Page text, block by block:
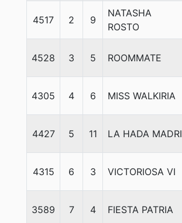
4517 2 9
NATASHA
ROSTO
4528 3 5 ROOMMATE
4305 4 6 MISS WALKIRIA
4427 5 11 LA HADA MADRI
4315 6 3 VICTORIOSA VI
3589 7 4 FIESTA PATRIA